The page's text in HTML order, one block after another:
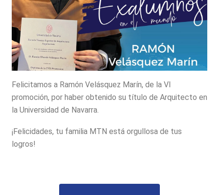
Felicitamos a Ramón Velásquez Marín, de la VI
promoción, por haber obtenido su título de Arquitecto en
la Universidad de Navarra.
¡Felicidades, tu familia MTN está orgullosa de tus
logros!